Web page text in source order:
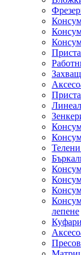
лепене